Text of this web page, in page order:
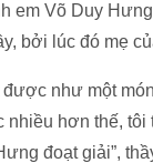
em Võ Duy
bởi lúc đó mẹ
như một
nhiều hơn thế,
đoạt giải”,